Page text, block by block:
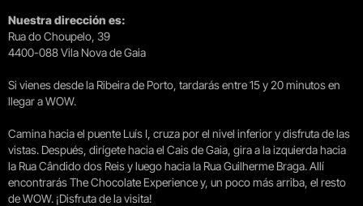
Nuestra dirección es:
Rua do Choupelo, 39
4400-088 Vila Nova de Gaia
Si vienes desde la Ribeira de Porto, tardarás entre 15 y 20 minutos en
llegar a WOW.
Camina hacia el puente Luís I, cruza por el nivel inferior y disfruta de las
vistas. Después, dirígete hacia el Cais de Gaia, gira a la izquierda hacia
la Rua Cândido dos Reis y luego hacia la Rua Guilherme Braga. Allí
encontrarás The Chocolate Experience y, un poco más arriba, el resto
de WOW. ¡Disfruta de la visita!